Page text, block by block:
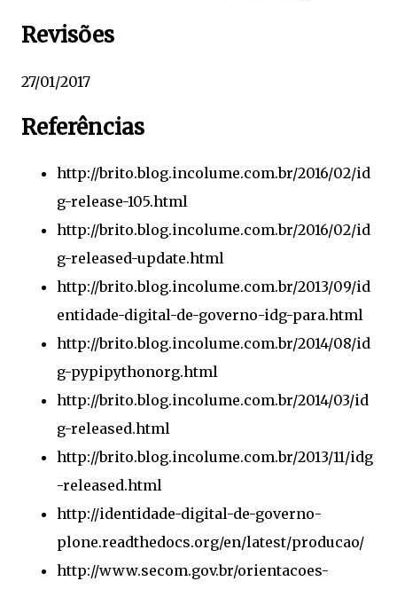
Revisões
27/01/2017
Referências
http://brito.blog.incolume.com.br/2016/02/id
g-release-105.html
http://brito.blog.incolume.com.br/2016/02/id
g-released-update.html
http://brito.blog.incolume.com.br/2013/09/id
entidade-digital-de-governo-idg-para.html
http://brito.blog.incolume.com.br/2014/08/id
g-pypipythonorg.html
http://brito.blog.incolume.com.br/2014/03/id
g-released.html
http://brito.blog.incolume.com.br/2013/11/idg
-released.html
http://identidade-digital-de-governo-
plone.readthedocs.org/en/latest/producao/
http://www.secom.gov.br/orientacoes-